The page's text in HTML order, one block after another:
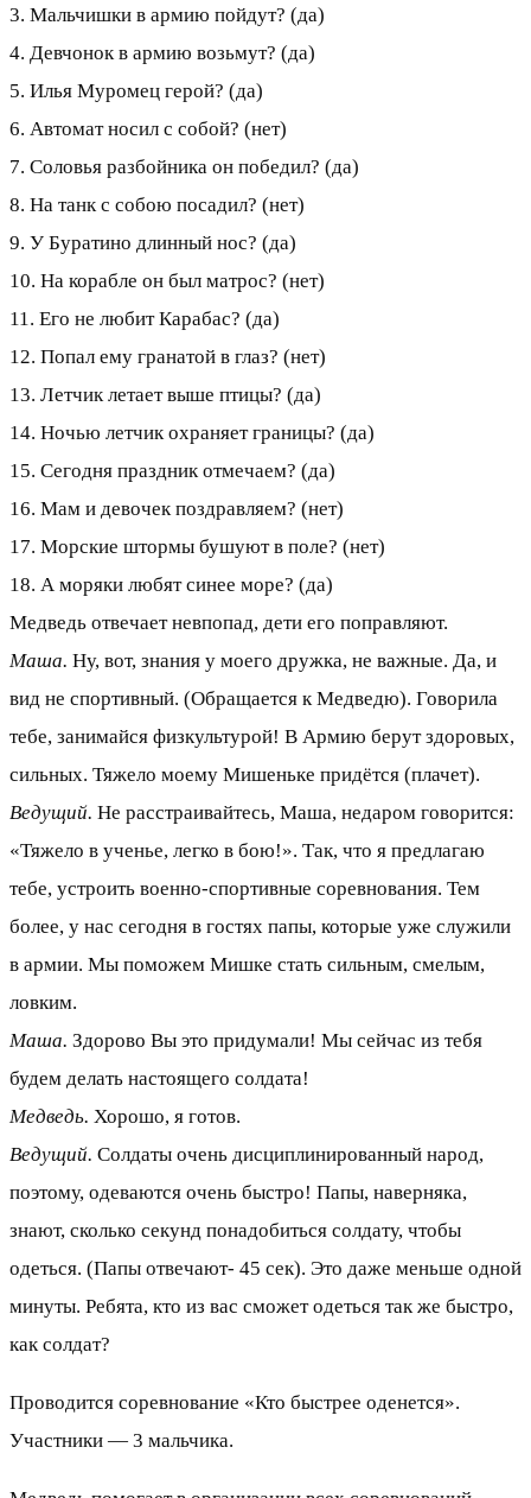
3. Мальчишки в армию пойдут? (да)
4. Девчонок в армию возьмут? (да)
5. Илья Муромец герой? (да)
6. Автомат носил с собой? (нет)
7. Соловья разбойника он победил? (да)
8. На танк с собою посадил? (нет)
9. У Буратино длинный нос? (да)
10. На корабле он был матрос? (нет)
11. Его не любит Карабас? (да)
12. Попал ему гранатой в глаз? (нет)
13. Летчик летает выше птицы? (да)
14. Ночью летчик охраняет границы? (да)
15. Сегодня праздник отмечаем? (да)
16. Мам и девочек поздравляем? (нет)
17. Морские штормы бушуют в поле? (нет)
18. А моряки любят синее море? (да)
Медведь отвечает невпопад, дети его поправляют.
Маша. Ну, вот, знания у моего дружка, не важные. Да, и
вид не спортивный. (Обращается к Медведю). Говорила
тебе, занимайся физкультурой! В Армию берут здоровых,
сильных. Тяжело моему Мишеньке придётся (плачет).
Ведущий. Не расстраивайтесь, Маша, недаром говорится:
«Тяжело в ученье, легко в бою!». Так, что я предлагаю
тебе, устроить военно-спортивные соревнования. Тем
более, у нас сегодня в гостях папы, которые уже служили
в армии. Мы поможем Мишке стать сильным, смелым,
ловким.
Маша. Здорово Вы это придумали! Мы сейчас из тебя
будем делать настоящего солдата!
Медведь. Хорошо, я готов.
Ведущий. Солдаты очень дисциплинированный народ,
поэтому, одеваются очень быстро! Папы, наверняка,
знают, сколько секунд понадобиться солдату, чтобы
одеться. (Папы отвечают- 45 сек). Это даже меньше одной
минуты. Ребята, кто из вас сможет одеться так же быстро,
как солдат?
Проводится соревнование «Кто быстрее оденется».
Участники — 3 мальчика.